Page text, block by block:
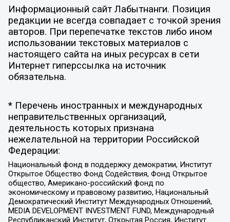
Информационный сайт Лабытнанги. Позиция
редакции не всегда совпадает с точкой зрения
авторов. При перепечатке текстов либо ином
использовании текстовых материалов с
настоящего сайта на иных ресурсах в сети
Интернет гиперссылка на источник
обязательна.
* Перечень иностранных и международных
неправительственных организаций,
деятельность которых признана
нежелательной на территории Российской
Федерации:
Национальный фонд в поддержку демократии, Институт
Открытое Общество Фонд Содействия, Фонд Открытое
общество, Американо-российский фонд по
экономическому и правовому развитию, Национальный
Демократический Институт Международных Отношений,
MEDIA DEVELOPMENT INVESTMENT FUND, Международный
Республиканский Институт, Открытая Россия, Институт